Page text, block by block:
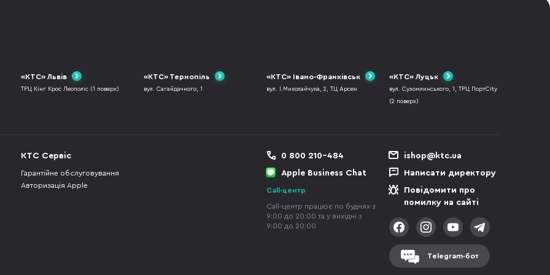
«КТС» Львів
ТРЦ Кінг Крос Леополіс (1 поверх)
«КТС» Тернопіль
вул. Сагайдачного, 1
«КТС» Івано-Франківськ
вул. І.Миколайчука, 2, ТЦ Арсен
«КТС» Луцьк
вул. Сухомлинського, 1, ТРЦ ПортCity
(2 поверх)
КТС Сервіс
Гарантійне обслуговування
Авторизація Apple
0 800 210-484
Apple Business Chat
Call-центр
Call-центр працює по буднях з
9:00 до 20:00 та у вихідні з
9:00 до 20:00
ishop@ktc.ua
Написати директору
Повідомити про
помилку на сайті
Telegram-бот